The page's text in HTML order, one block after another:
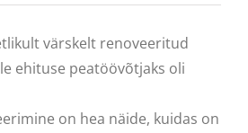
värskelt renoveeritud
ehituse peatöövõtjaks oli
on hea näide, kuidas on